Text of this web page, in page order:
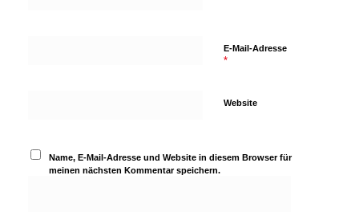
E-Mail-Adresse
*
Website
Name, E-Mail-Adresse und Website in diesem Browser für
meinen nächsten Kommentar speichern.